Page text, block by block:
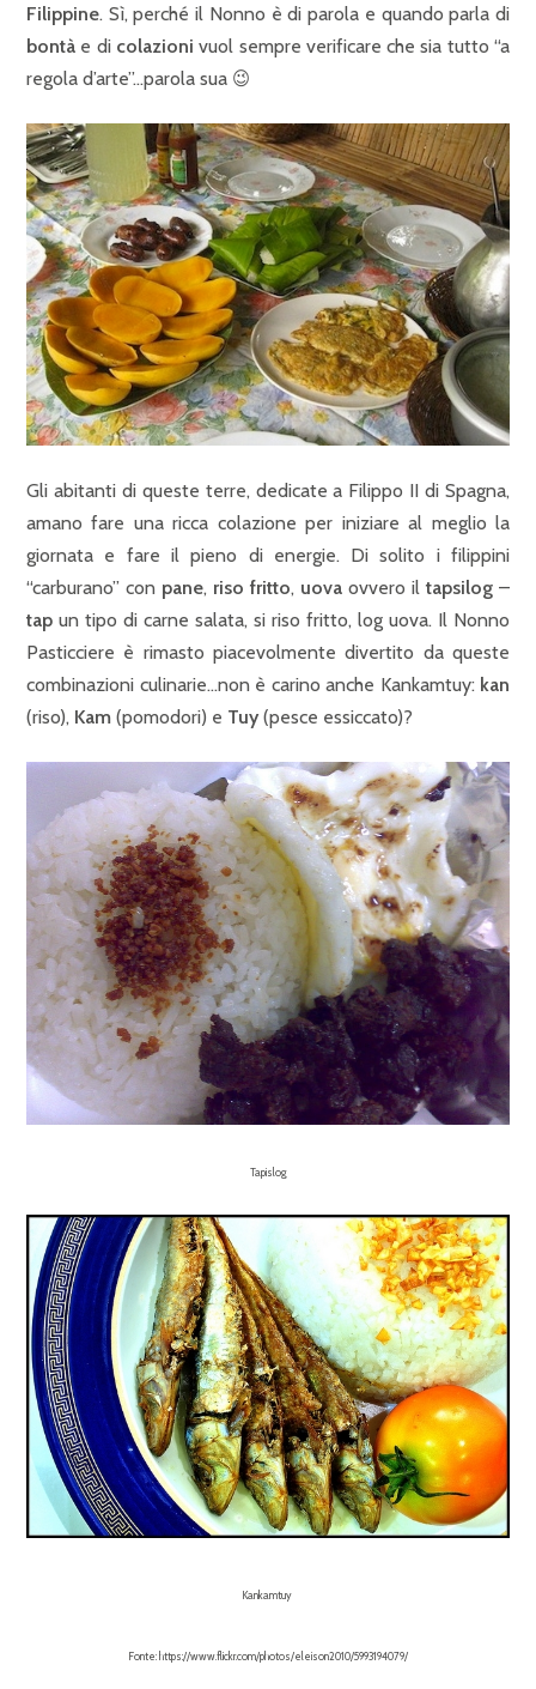
Filippine. Sì, perché il Nonno è di parola e quando parla di
bontà e di colazioni vuol sempre verificare che sia tutto “a
regola d’arte”…parola sua 😉
Gli abitanti di queste terre, dedicate a Filippo II di Spagna,
amano fare una ricca colazione per iniziare al meglio la
giornata e fare il pieno di energie. Di solito i filippini
“carburano” con pane, riso fritto, uova ovvero il tapsilog –
tap un tipo di carne salata, si riso fritto, log uova. Il Nonno
Pasticciere è rimasto piacevolmente divertito da queste
combinazioni culinarie…non è carino anche Kankamtuy: kan
(riso), Kam (pomodori) e Tuy(pesce essiccato)?
Tapislog
Kankamtuy
Fonte: https://www.flickr.com/photos/eleison2010/5993194079/